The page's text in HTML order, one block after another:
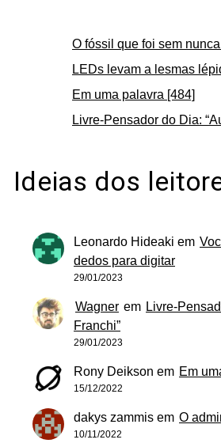
O fóssil que foi sem
LEDs levam a lesmas
Em uma palavra [484]
Livre-Pensador do Dia:
Ideias dos
Leonardo Hideaki em
dedos para digitar
29/01/2023
Wagner em Livre-
Franchi”
29/01/2023
Rony Deikson em Em
15/12/2022
dakys zammis em O
10/11/2022